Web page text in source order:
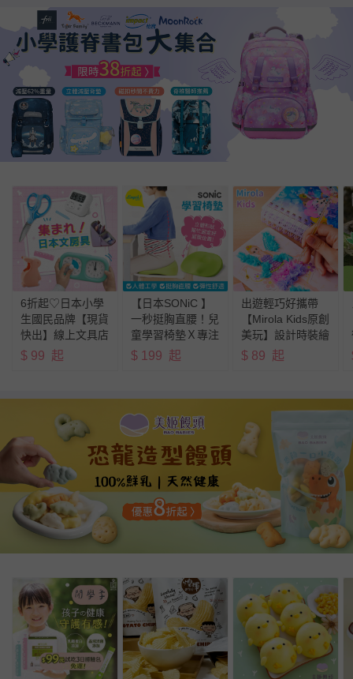
6折起♡日本小學
生國民品牌【現貨
快出】線上文具店
超多商品逛不完！
$ 99 起
【日本SONiC 】
一秒挺胸直腰！兒
童學習椅墊Ｘ專注
力時鐘新登場
$ 199 起
出遊輕巧好攜帶
【Mirola Kids原創
美玩】設計時裝繪
本
$ 89 起